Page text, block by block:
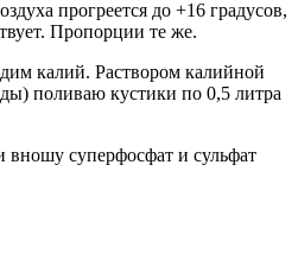
прогреется до +16 градусов,
Пропорции те же.
калий. Раствором калийной
поливаю кустики по 0,5 литра
вношу суперфосфат и сульфат